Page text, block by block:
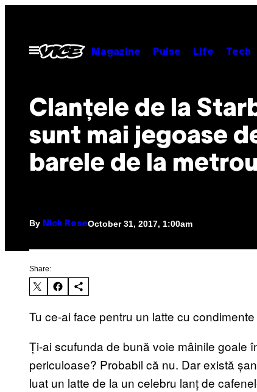
contentOpen
Menu
Magazine Pulse Life Tech
Clanțele de la
sunt mai jegoase
barele de la metrou
By Nick RoseOctober 31, 2017, 1:00am
Share:
Tu ce-ai face pentru un latte cu
Ți-ai scufunda de bună voie mâinile goale
periculoase? Probabil că nu. Dar există
luat un latte de la un celebru lanț de